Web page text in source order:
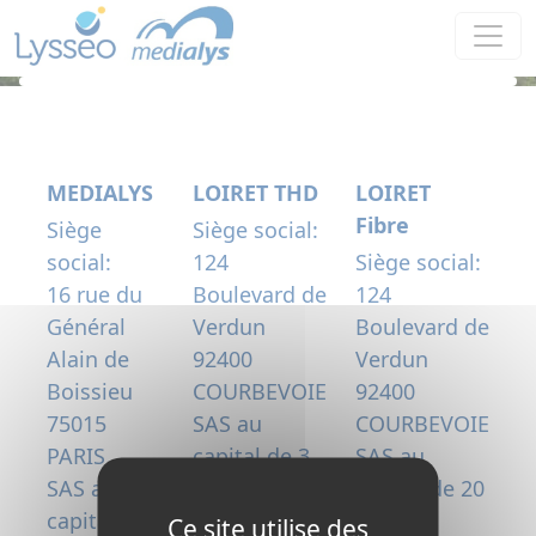
MEDIALYS
Siège
social:
16 rue du
Général
Alain de
Boissieu
75015
PARIS
SAS au
capital de
LOIRET THD
Siège social:
124
Boulevard de
Verdun
92400
COURBEVOIE
SAS au
capital de 3
€uros
LOIRET
Fibre
Siège social:
124
Boulevard de
Verdun
92400
COURBEVOIE
SAS au
capital de 20
000 000
Panneau de gestion des cookies
Ce site utilise des